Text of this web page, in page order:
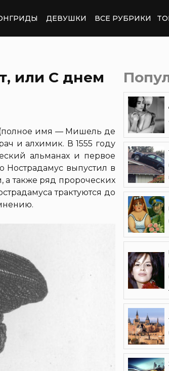
ДЕВУШКИ ВСЕ РУБРИКИ
или С днем
(полное имя — Мишель де
и алхимик. В 1555 году
альманах и первое
Нострадамус выпустил в
а также ряд пророческих
трактуются до